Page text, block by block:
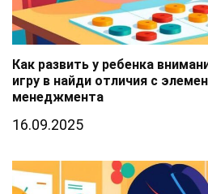
Как развить у ребенка
игру в найди отличия с
менеджмента
16.09.2025